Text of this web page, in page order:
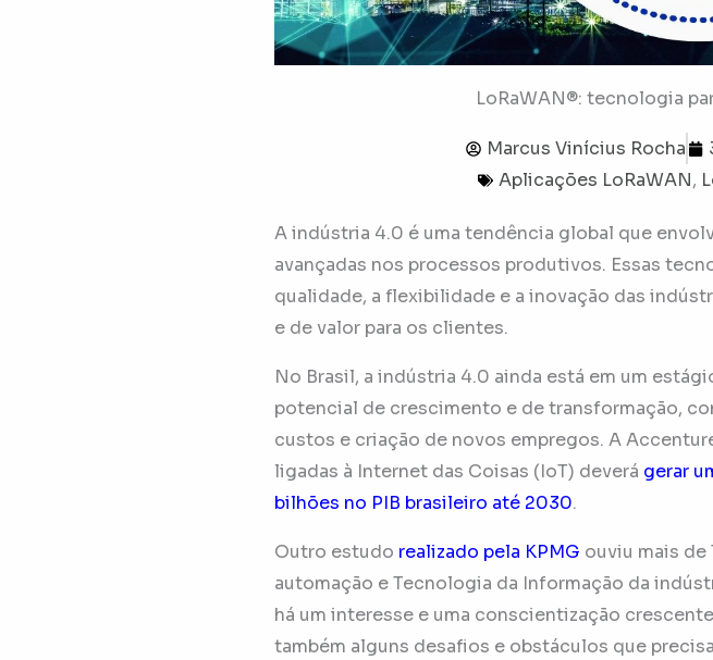
LoRaWAN®: tecnologia
Marcus Vinícius Rocha
Aplicações LoRaWAN,
A indústria 4.0 é uma tendência global que
avançadas nos processos produtivos. Essas
qualidade, a flexibilidade e a inovação das
e de valor para os clientes.
No Brasil, a indústria 4.0 ainda está em um
potencial de crescimento e de transformação,
custos e criação de novos empregos. A
ligadas à Internet das Coisas (IoT) deverá gerar
bilhões no PIB brasileiro até 2030.
Outro estudo realizado pela KPMG ouviu mais
automação e Tecnologia da Informação da
há um interesse e uma conscientização
também alguns desafios e obstáculos que